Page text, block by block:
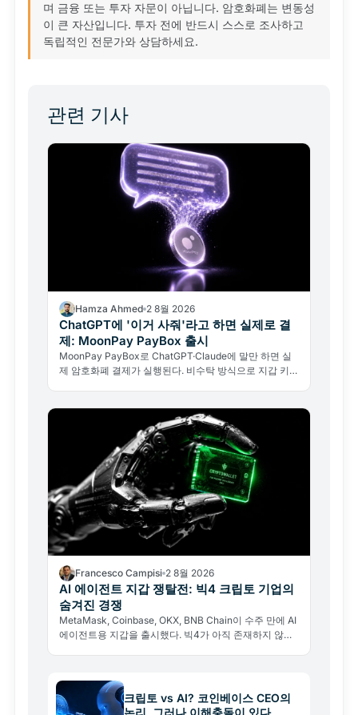
며 금융 또는 투자 자문이 아닙니다. 암호화폐는 변동성
이 큰 자산입니다. 투자 전에 반드시 스스로 조사하고
독립적인 전문가와 상담하세요.
관련 기사
Hamza Ahmed 2 8월 2026
ChatGPT에 '이거 사줘'라고 하면 실제로 결
제: MoonPay PayBox 출시
MoonPay PayBox로 ChatGPT·Claude에 말만 하면 실
제 암호화폐 결제가 실행된다. 비수탁 방식으로 지갑 키를
Francesco Campisi 2 8월 2026
AI 에이전트 지갑 쟁탈전: 빅4 크립토 기업의
숨겨진 경쟁
MetaMask, Coinbase, OKX, BNB Chain이 수주 만에 AI
에이전트용 지갑을 출시했다. 빅4가 아직 존재하지 않는
크립토 vs AI? 코인베이스 CEO의
논리, 그러나 이해충돌이 있다